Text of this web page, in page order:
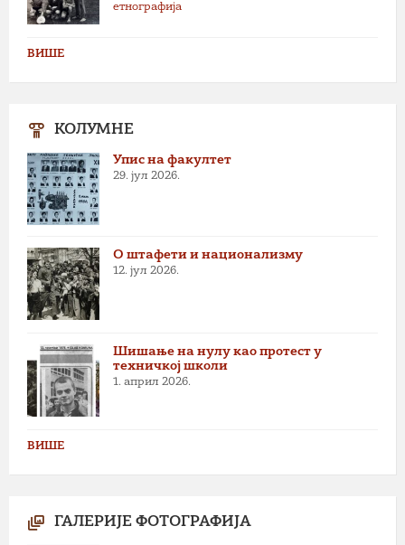
етнографија
ВИШЕ
КОЛУМНЕ
Упис на факултет
29. јул 2026.
О штафети и национализму
12. јул 2026.
Шишање на нулу као протест у
техничкој школи
1. април 2026.
ВИШЕ
ГАЛЕРИЈЕ ФОТОГРАФИЈА